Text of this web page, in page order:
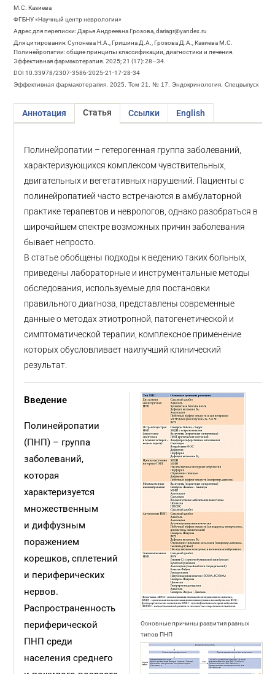
М.С. Казиева
ФГБНУ «Научный центр неврологии»
Адрес для переписки: Дарья Андреевна Грозова, dariagr@yandex.ru
Для цитирования: Супонева Н.А., Гришина Д.А., Грозова Д.А., Казиева М.С.
Полинейропатии: общие принципы классификации, диагностики и лечения.
Эффективная фармакотерапия. 2025; 21 (17): 28–34.
DOI 10.33978/2307-3586-2025-21-17-28-34
Эффективная фармакотерапия. 2025. Том 21. № 17. Эндокринология. Спецвыпуск
Аннотация Статья Ссылки English
Полинейропатии – гетерогенная группа заболеваний,
характеризующихся комплексом чувствительных,
двигательных и вегетативных нарушений. Пациенты с
полинейропатией часто встречаются в амбулаторной
практике терапевтов и неврологов, однако разобраться в
широчайшем спектре возможных причин заболевания
бывает непросто.
В статье обобщены подходы к ведению таких больных,
приведены лабораторные и инструментальные методы
обследования, используемые для постановки
правильного диагноза, представлены современные
данные о методах этиотропной, патогенетической и
симптоматической терапии, комплексное применение
которых обусловливает наилучший клинический
результат.
Основные причины развития разных
типов ПНП
Введение
Полинейропатии
(ПНП) – группа
заболеваний,
которая
характеризуется
множественным
и диффузным
поражением
корешков, сплетений
и периферичес­ких
нервов.
Распространенность
периферической
ПНП среди
населения среднего